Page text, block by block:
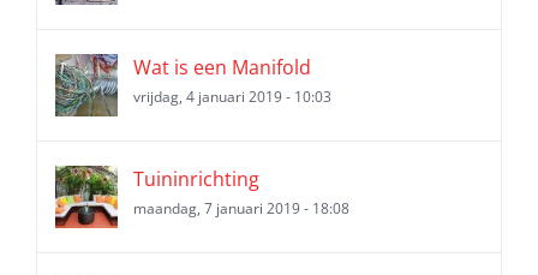
Wat is een Manifold
vrijdag, 4 januari 2019 - 10:03
Tuininrichting
maandag, 7 januari 2019 - 18:08